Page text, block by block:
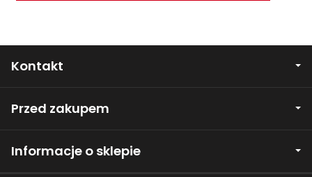
Kontakt
Przed zakupem
Informacje o sklepie